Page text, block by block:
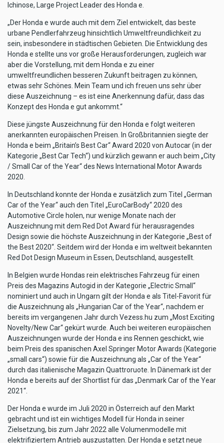
Ichinose, Large Project Leader des Honda e.
„Der Honda e wurde auch mit dem Ziel entwickelt, das beste
urbane Pendlerfahrzeug hinsichtlich Umweltfreundlichkeit zu
sein, insbesondere in städtischen Gebieten. Die Entwicklung des
Honda e stellte uns vor große Herausforderungen, zugleich war
aber die Vorstellung, mit dem Honda e zu einer
umweltfreundlichen besseren Zukunft beitragen zu können,
etwas sehr Schönes. Mein Team und ich freuen uns sehr über
diese Auszeichnung – es ist eine Anerkennung dafür, dass das
Konzept des Honda e gut ankommt.“
Diese jüngste Auszeichnung für den Honda e folgt weiteren
anerkannten europäischen Preisen. In Großbritannien siegte der
Honda e beim „Britain’s Best Car“ Award 2020 von Autocar (in der
Kategorie „Best Car Tech“) und kürzlich gewann er auch beim „City
/ Small Car of the Year“ des News International Motor Awards
2020.
In Deutschland konnte der Honda e zusätzlich zum Titel „German
Car of the Year“ auch den Titel „EuroCarBody“ 2020 des
Automotive Circle holen, nur wenige Monate nach der
Auszeichnung mit dem Red Dot Award für herausragendes
Design sowie die höchste Auszeichnung in der Kategorie „Best of
the Best 2020“. Seitdem wird der Honda e im weltweit bekannten
Red Dot Design Museum in Essen, Deutschland, ausgestellt.
In Belgien wurde Hondas rein elektrisches Fahrzeug für einen
Preis des Magazins Autogid in der Kategorie „Electric Small“
nominiert und auch in Ungarn gilt der Honda e als Titel-Favorit für
die Auszeichnung als „Hungarian Car of the Year“, nachdem er
bereits im vergangenen Jahr durch Vezess.hu zum „Most Exciting
Novelty/New Car“ gekürt wurde. Auch bei weiteren europäischen
Auszeichnungen wurde der Honda e ins Rennen geschickt, wie
beim Preis des spanischen Axel Springer Motor Awards (Kategorie
„small cars“) sowie für die Auszeichnung als „Car of the Year“
durch das italienische Magazin Quattroruote. In Dänemark ist der
Honda e bereits auf der Shortlist für das „Denmark Car of the Year
2021“.
Der Honda e wurde im Juli 2020 in Österreich auf den Markt
gebracht und ist ein wichtiges Modell für Honda in seiner
Zielsetzung, bis zum Jahr 2022 alle Volumenmodelle mit
elektrifiziertem Antrieb auszustatten. Der Honda e setzt neue